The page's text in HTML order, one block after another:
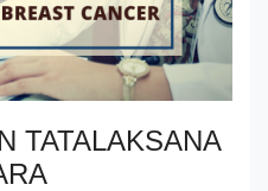
TATALAKSANA